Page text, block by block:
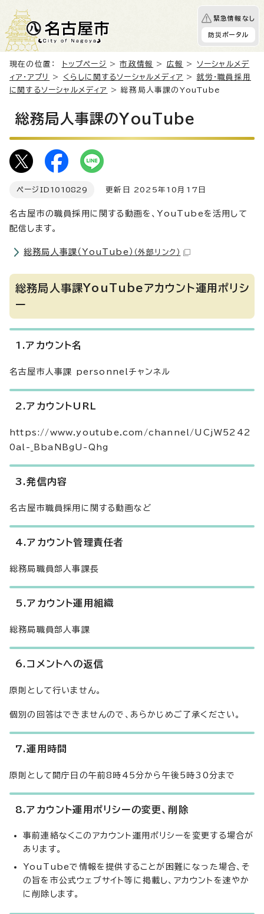
緊急情報なし
防災ポータル
現在の位置： トップページ >市政情報 > 広報 > ソーシャルメデ
ィア・アプリ
> くらしに関するソーシャルメディア > 就労・職員採用
に関するソーシャルメディア
> 総務局人事課のYouTube
総務局人事課のYouTube
ページID 1010829 更新日 2025年10月17日
名古屋市の職員採用に関する動画を、YouTubeを活用して
配信します。
総務局人事課（YouTube） （外部リンク）
総務局人事課YouTubeアカウント運用ポリシ
ー
1.アカウント名
名古屋市人事課 personnelチャンネル
2.アカウントURL
https://www.youtube.com/channel/UCjW5242
0al-_BbaNBgU-Qhg
3.発信内容
名古屋市職員採用に関する動画など
4.アカウント管理責任者
総務局職員部人事課長
5.アカウント運用組織
総務局職員部人事課
6.コメントへの返信
原則として行いません。
個別の回答はできませんので、あらかじめご了承ください。
7.運用時間
原則として開庁日の午前8時45分から午後5時30分まで
8.アカウント運用ポリシーの変更、削除
事前連絡なくこのアカウント運用ポリシーを変更する場合が
あります。
YouTubeで情報を提供することが困難になった場合、そ
の旨を市公式ウェブサイト等に掲載し、アカウントを速やか
に削除します。